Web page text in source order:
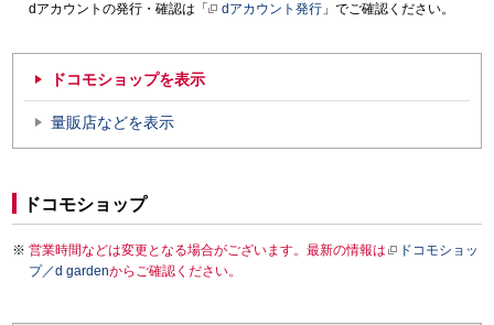
dアカウントの発行・確認は「
dアカウント発行 」でご確認ください。
ドコモショップを表示
量販店などを表示
ドコモショップ
営業時間などは変更となる場合がございます。最新の情報は
ドコモショッ
プ／d gardenからご確認ください。